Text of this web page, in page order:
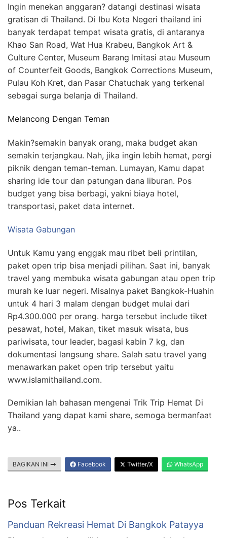
Ingin menekan anggaran? datangi destinasi wisata
gratisan di Thailand. Di Ibu Kota Negeri thailand ini
banyak terdapat tempat wisata gratis, di antaranya
Khao San Road, Wat Hua Krabeu, Bangkok Art &
Culture Center, Museum Barang Imitasi atau Museum
of Counterfeit Goods, Bangkok Corrections Museum,
Pulau Koh Kret, dan Pasar Chatuchak yang terkenal
sebagai surga belanja di Thailand.
Melancong Dengan Teman
Makin?semakin banyak orang, maka budget akan
semakin terjangkau. Nah, jika ingin lebih hemat, pergi
piknik dengan teman-teman. Lumayan, Kamu dapat
sharing ide tour dan patungan dana liburan. Pos
budget yang bisa berbagi, yakni biaya hotel,
transportasi, paket data internet.
Wisata Gabungan
Untuk Kamu yang enggak mau ribet beli printilan,
paket open trip bisa menjadi pilihan. Saat ini, banyak
travel yang membuka wisata gabungan atau open trip
murah ke luar negeri. Misalnya paket Bangkok-Huahin
untuk 4 hari 3 malam dengan budget mulai dari
Rp4.300.000 per orang. harga tersebut include tiket
pesawat, hotel, Makan, tiket masuk wisata, bus
pariwisata, tour leader, bagasi kabin 7 kg, dan
dokumentasi langsung share. Salah satu travel yang
menawarkan paket open trip tersebut yaitu
www.islamithailand.com.
Demikian lah bahasan mengenai Trik Trip Hemat Di
Thailand yang dapat kami share, semoga bermanfaat
ya..
BAGIKAN INI Facebook Twitter/X WhatsApp
Pos Terkait
Panduan Rekreasi Hemat Di Bangkok Patayya